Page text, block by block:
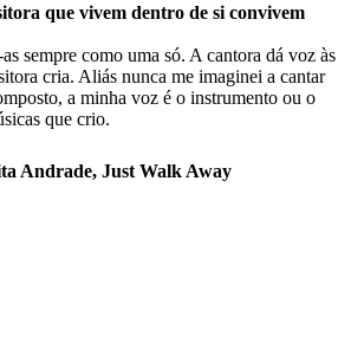
que vivem dentro de si convivem
sempre como uma só. A cantora dá voz às
cria. Aliás nunca me imaginei a cantar
a minha voz é o instrumento ou o
que crio.